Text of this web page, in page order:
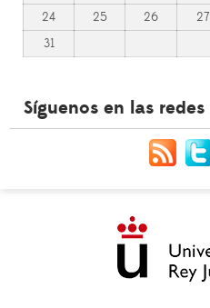
24
25 26 27
31
Síguenos en las redes